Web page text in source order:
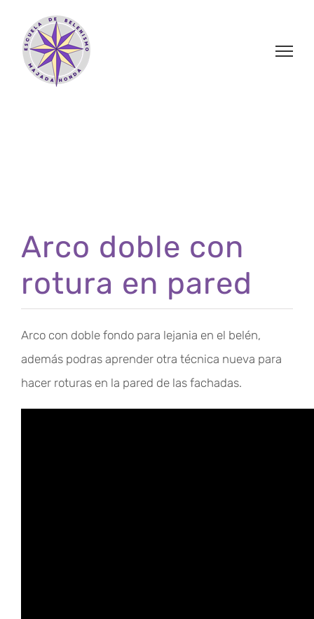
contenido
Arco doble con
rotura en pared
Arco con doble fondo para lejania en el belén,
además podras aprender otra técnica nueva para
hacer roturas en la pared de las fachadas.